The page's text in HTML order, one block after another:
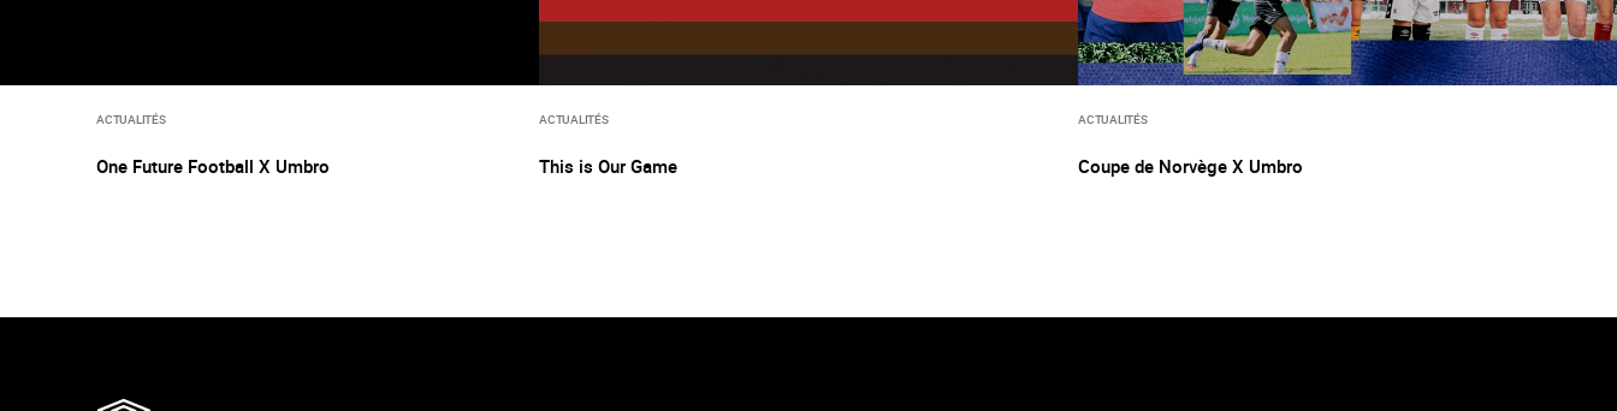
ACTUALITÉS
One Future Football X Umbro
ACTUALITÉS
This is Our Game
ACTUALITÉS
Coupe de Norvège X Umbro